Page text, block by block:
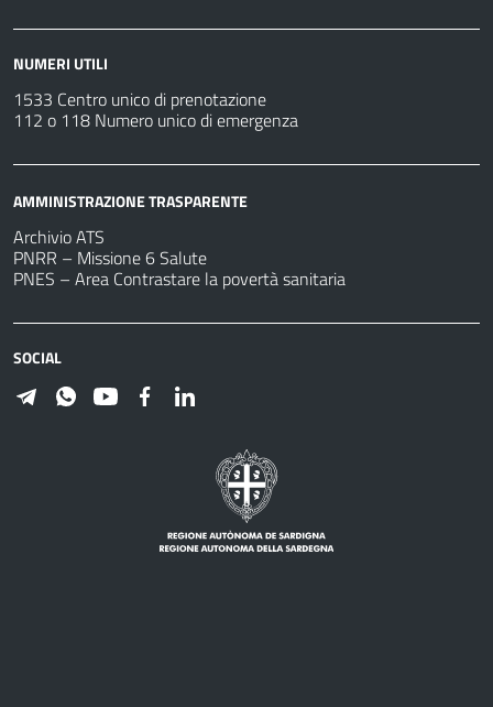
NUMERI UTILI
1533 Centro unico di prenotazione
112 o 118 Numero unico di emergenza
AMMINISTRAZIONE TRASPARENTE
Archivio ATS
PNRR – Missione 6 Salute
PNES – Area Contrastare la povertà sanitaria
SOCIAL